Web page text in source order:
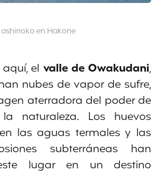
en Hakone
el valle de Owakudani,
nubes de vapor de sufre,
aterradora del poder de
naturaleza. Los huevos
las aguas termales y las
subterráneas han
lugar en un destino